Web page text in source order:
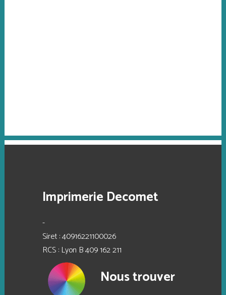
Imprimerie Decomet
-
Siret : 40916221100026
RCS : Lyon B 409 162 211
Nous trouver